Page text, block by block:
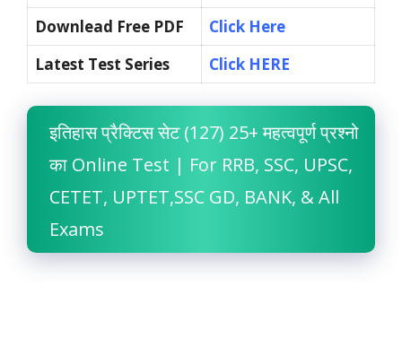
Downlead Free PDF
Click Here
Latest Test Series
Click HERE
इतिहास प्रैक्टिस सेट (127) 25+ महत्वपूर्ण प्रश्नो
का Online Test | For RRB, SSC, UPSC,
CETET, UPTET,SSC GD, BANK, & All
Exams